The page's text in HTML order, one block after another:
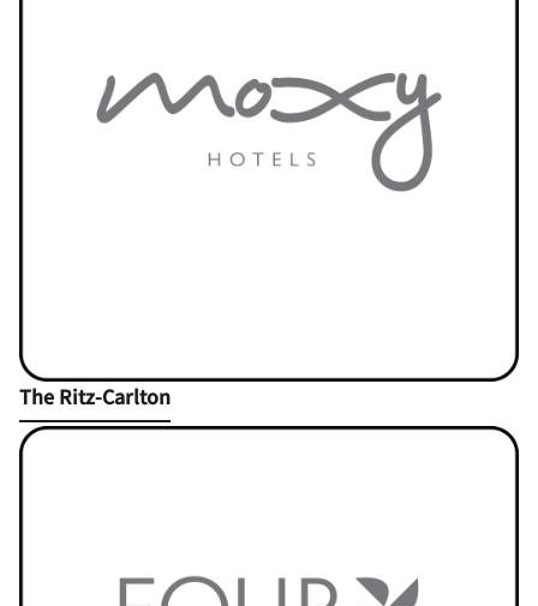
The Ritz-CarltonOpen in New Tab